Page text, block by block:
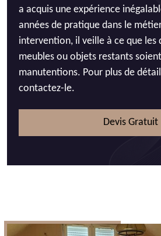
a acquis une expérience
années de pratique dans le
intervention, il veille à ce que les
meubles ou objets restants
manutentions. Pour plus de
contactez-le.
Devis Gratuit